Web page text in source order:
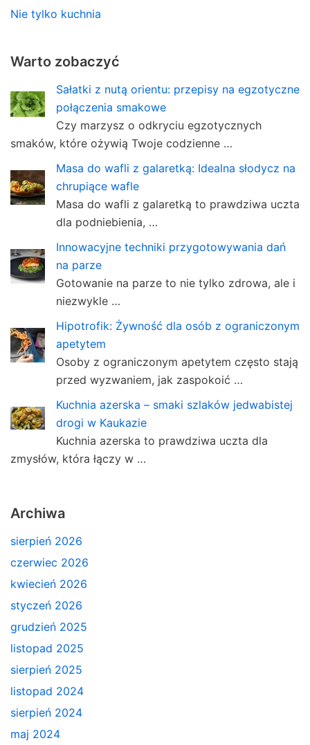
Nie tylko kuchnia
Warto zobaczyć
Sałatki z nutą orientu: przepisy na egzotyczne
połączenia smakowe
Czy marzysz o odkryciu egzotycznych
smaków, które ożywią Twoje codzienne …
Masa do wafli z galaretką: Idealna słodycz na
chrupiące wafle
Masa do wafli z galaretką to prawdziwa uczta
dla podniebienia, …
Innowacyjne techniki przygotowywania dań
na parze
Gotowanie na parze to nie tylko zdrowa, ale i
niezwykle …
Hipotrofik: Żywność dla osób z ograniczonym
apetytem
Osoby z ograniczonym apetytem często stają
przed wyzwaniem, jak zaspokoić …
Kuchnia azerska – smaki szlaków jedwabistej
drogi w Kaukazie
Kuchnia azerska to prawdziwa uczta dla
zmysłów, która łączy w …
Archiwa
sierpień 2026
czerwiec 2026
kwiecień 2026
styczeń 2026
grudzień 2025
listopad 2025
sierpień 2025
listopad 2024
sierpień 2024
maj 2024